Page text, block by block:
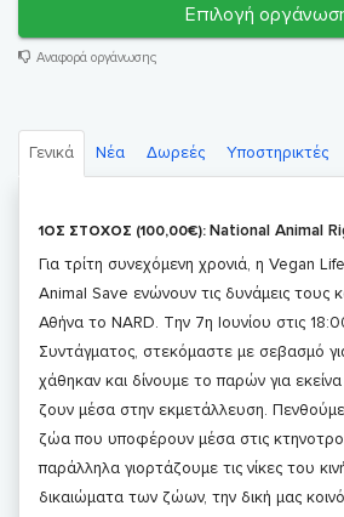
Επιλογή
Αναφορά οργάνωσης
Γενικά Νέα Δωρεές Υποστηρικτές
1ΟΣ ΣΤΟΧΟΣ (100,00€): National Animal
Για τρίτη συνεχόμενη χρονιά, η Vegan
Animal Save ενώνουν τις δυνάμεις τους
Αθήνα το NARD. Την 7η Ιουνίου στις
Συντάγματος, στεκόμαστε με σεβασμό
χάθηκαν και δίνουμε το παρών για
ζουν μέσα στην εκμετάλλευση.
ζώα που υποφέρουν μέσα στις
παράλληλα γιορτάζουμε τις νίκες του
δικαιώματα των ζώων, την δική μας